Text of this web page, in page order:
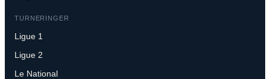
TURNERINGER
Ligue 1
Ligue 2
Le National